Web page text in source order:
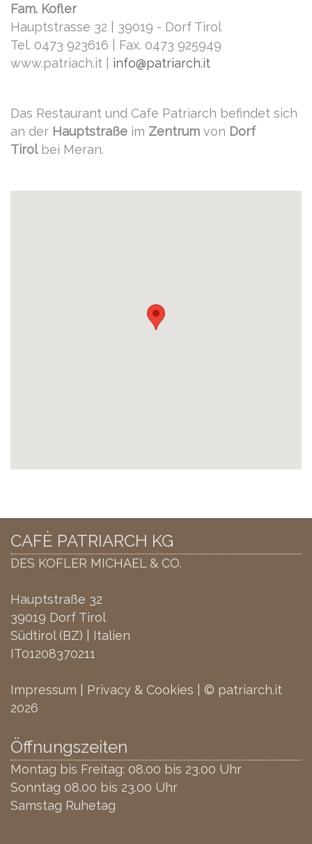
Fam. Kofler
Hauptstrasse 32 | 39019 - Dorf Tirol
Tel. 0473 923616 | Fax. 0473 925949
www.patriach.it | info@patriarch.it
Das Restaurant und Cafe Patriarch befindet sich
an der Hauptstraße im Zentrum von Dorf
Tirolbei Meran.
CAFÈ PATRIARCH KG
DES KOFLER MICHAEL & CO.
Hauptstraße 32
39019 Dorf Tirol
Südtirol (BZ) | Italien
IT01208370211
Impressum Privacy & Cookies | © patriarch.it
2026
Öffnungszeiten
Montag bis Freitag: 08.00 bis 23.00 Uhr
Sonntag 08.00 bis 23.00 Uhr
Samstag Ruhetag